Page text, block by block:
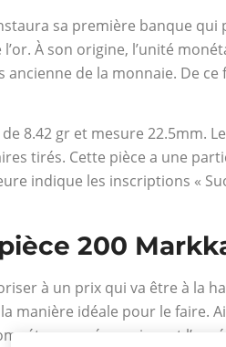
sa première banque
À son origine, l’unité
de la monnaie. De
8.42 gr et mesure 22.5mm.
tirés. Cette pièce a une
indique les inscriptions «
200
à un prix qui va être à la
manière idéale pour le faire.
nécessaires et